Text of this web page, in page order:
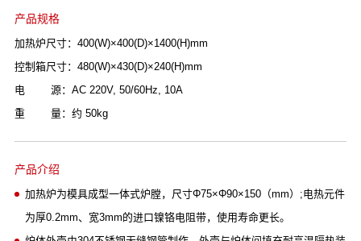
产品规格
加热炉尺寸：400(W)×400(D)×1400(H)mm
控制箱尺寸：480(W)×430(D)×240(H)mm
电 源：AC 220V, 50/60Hz, 10A
重 量：约 50kg
产品介绍
加热炉为模具成型一体式炉膛，尺寸Φ75×Φ90×150（mm）;电热元件
为厚0.2mm、宽3mm的进口镍铬电阻带，使用寿命更长。